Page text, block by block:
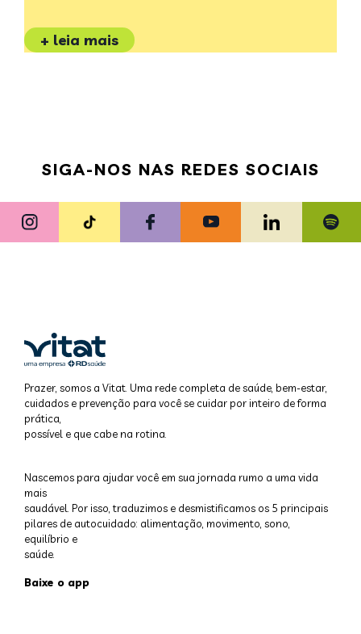
+ leia mais
SIGA-NOS NAS REDES SOCIAIS
Prazer, somos a Vitat. Uma rede completa de saúde, bem-estar,
cuidados e prevenção para você se cuidar por inteiro de forma
prática,
possível e que cabe na rotina.
Nascemos para ajudar você em sua jornada rumo a uma vida
mais
saudável. Por isso, traduzimos e desmistificamos os 5 principais
pilares de autocuidado: alimentação, movimento, sono,
equilíbrio e
saúde.
Baixe o app